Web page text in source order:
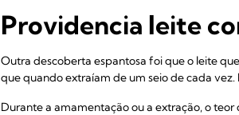
Providencia leite
Outra descoberta espantosa foi que o leite
que quando extraíam de um seio de cada
Durante a amamentação ou a extração, o